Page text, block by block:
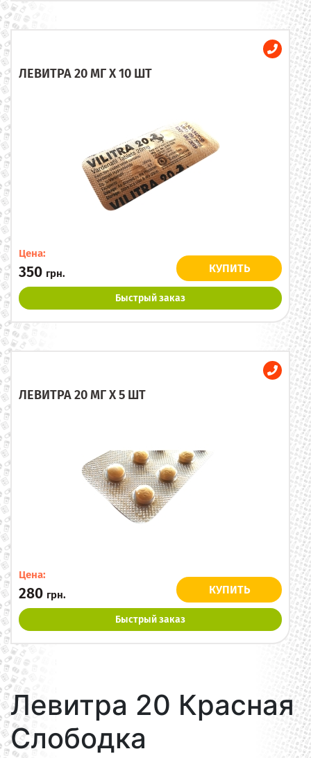
ЛЕВИТРА 20 МГ X 10 ШТ
Цена:
350 грн. КУПИТЬ
Быстрый заказ
ЛЕВИТРА 20 МГ X 5 ШТ
Цена:
280 грн. КУПИТЬ
Быстрый заказ
Левитра 20 Красная
Слободка